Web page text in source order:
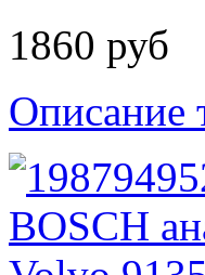
1860 руб
Описание